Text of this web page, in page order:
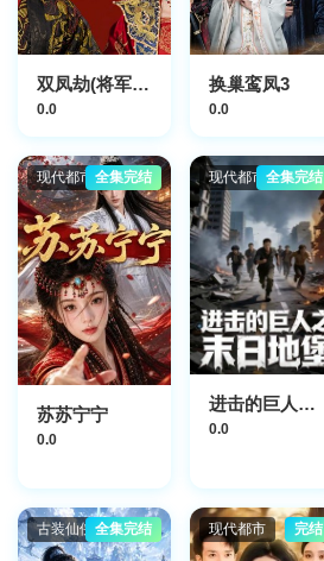
双凤劫(将军骨美人谋)
0.0
换巢鸾凤3
0.0
现代都市 全集完结
苏苏宁宁
0.0
现代都市 全集完结
进击的巨人之末日地堡
0.0
古装仙侠 全集完结 现代都市 完结